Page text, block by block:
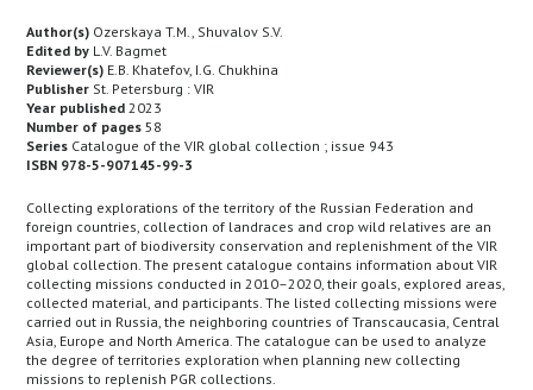
Author(s) Ozerskaya T.M., Shuvalov S.V.
Edited by L.V. Bagmet
Reviewer(s) E.B. Khatefov, I.G. Chukhina
Publisher St. Petersburg : VIR
Year published 2023
Number of pages 58
Series Catalogue of the VIR global collection ; issue 943
ISBN 978-5-907145-99-3
Collecting explorations of the territory of the Russian Federation and
foreign countries, collection of landraces and crop wild relatives are an
important part of biodiversity conservation and replenishment of the VIR
global collection. The present catalogue contains information about VIR
collecting missions conducted in 2010–2020, their goals, explored areas,
collected material, and participants. The listed collecting missions were
carried out in Russia, the neighboring countries of Transcaucasia, Central
Asia, Europe and North America. The catalogue can be used to analyze
the degree of territories exploration when planning new collecting
missions to replenish PGR collections.